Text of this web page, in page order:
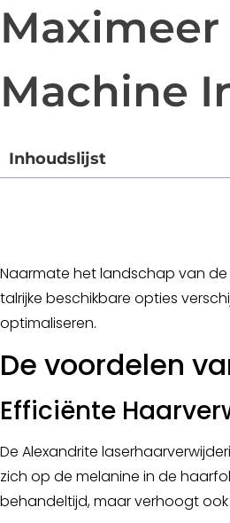
Maximeer
Machine
Inhoudslijst
Naarmate het landschap van
talrijke beschikbare opties
optimaliseren.
De voordelen
Efficiënte
De Alexandrite
zich op de melanine in de
behandeltijd, maar verhoogt